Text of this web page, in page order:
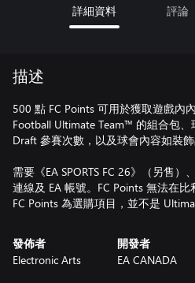
詳細資料 評論
描述
500 點 FC Points 可用於獲取遊戲內
Football Ultimate Team™ 的組合包
Draft 參賽次數，以及球會內容如裝
需要《EA SPORTS FC 26》（另售
連線及 EA 帳號。FC Points 無法在比
FC Points 為選購項目，並不是
發佈者
Electronic Arts
開發者
EA CANADA